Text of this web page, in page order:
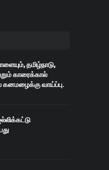
தமிழ்நாடு,
காரைக்கால்
கனமழைக்கு வாய்ப்பு.